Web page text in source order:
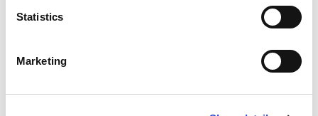
Statistics
Marketing